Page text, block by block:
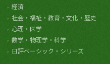
経済
社会・福祉・教育・文化・歴史
心理・医学
数学・物理学・科学
日評ベーシック・シリーズ